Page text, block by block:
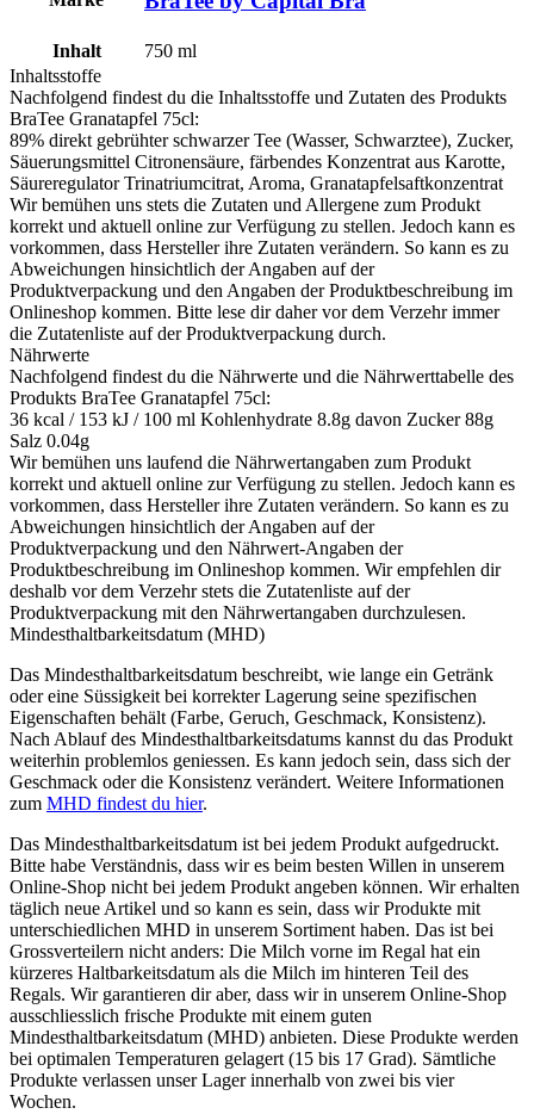
Inhalt 750 ml
Inhaltsstoffe
Nachfolgend findest du die Inhaltsstoffe und Zutaten des Produkts
BraTee Granatapfel 75cl:
89% direkt gebrühter schwarzer Tee (Wasser, Schwarztee), Zucker,
Säuerungsmittel Citronensäure, färbendes Konzentrat aus Karotte,
Säureregulator Trinatriumcitrat, Aroma, Granatapfelsaftkonzentrat
Wir bemühen uns stets die Zutaten und Allergene zum Produkt
korrekt und aktuell online zur Verfügung zu stellen. Jedoch kann es
vorkommen, dass Hersteller ihre Zutaten verändern. So kann es zu
Abweichungen hinsichtlich der Angaben auf der
Produktverpackung und den Angaben der Produktbeschreibung im
Onlineshop kommen. Bitte lese dir daher vor dem Verzehr immer
die Zutatenliste auf der Produktverpackung durch.
Nährwerte
Nachfolgend findest du die Nährwerte und die Nährwerttabelle des
Produkts BraTee Granatapfel 75cl:
36 kcal / 153 kJ / 100 ml Kohlenhydrate 8.8g davon Zucker 88g
Salz 0.04g
Wir bemühen uns laufend die Nährwertangaben zum Produkt
korrekt und aktuell online zur Verfügung zu stellen. Jedoch kann es
vorkommen, dass Hersteller ihre Zutaten verändern. So kann es zu
Abweichungen hinsichtlich der Angaben auf der
Produktverpackung und den Nährwert-Angaben der
Produktbeschreibung im Onlineshop kommen. Wir empfehlen dir
deshalb vor dem Verzehr stets die Zutatenliste auf der
Produktverpackung mit den Nährwertangaben durchzulesen.
Mindesthaltbarkeitsdatum (MHD)
Das Mindesthaltbarkeitsdatum beschreibt, wie lange ein Getränk
oder eine Süssigkeit bei korrekter Lagerung seine spezifischen
Eigenschaften behält (Farbe, Geruch, Geschmack, Konsistenz).
Nach Ablauf des Mindesthaltbarkeitsdatums kannst du das Produkt
weiterhin problemlos geniessen. Es kann jedoch sein, dass sich der
Geschmack oder die Konsistenz verändert. Weitere Informationen
zum MHD findest du hier.
Das Mindesthaltbarkeitsdatum ist bei jedem Produkt aufgedruckt.
Bitte habe Verständnis, dass wir es beim besten Willen in unserem
Online-Shop nicht bei jedem Produkt angeben können. Wir erhalten
täglich neue Artikel und so kann es sein, dass wir Produkte mit
unterschiedlichen MHD in unserem Sortiment haben. Das ist bei
Grossverteilern nicht anders: Die Milch vorne im Regal hat ein
kürzeres Haltbarkeitsdatum als die Milch im hinteren Teil des
Regals. Wir garantieren dir aber, dass wir in unserem Online-Shop
ausschliesslich frische Produkte mit einem guten
Mindesthaltbarkeitsdatum (MHD) anbieten. Diese Produkte werden
bei optimalen Temperaturen gelagert (15 bis 17 Grad). Sämtliche
Produkte verlassen unser Lager innerhalb von zwei bis vier
Wochen.